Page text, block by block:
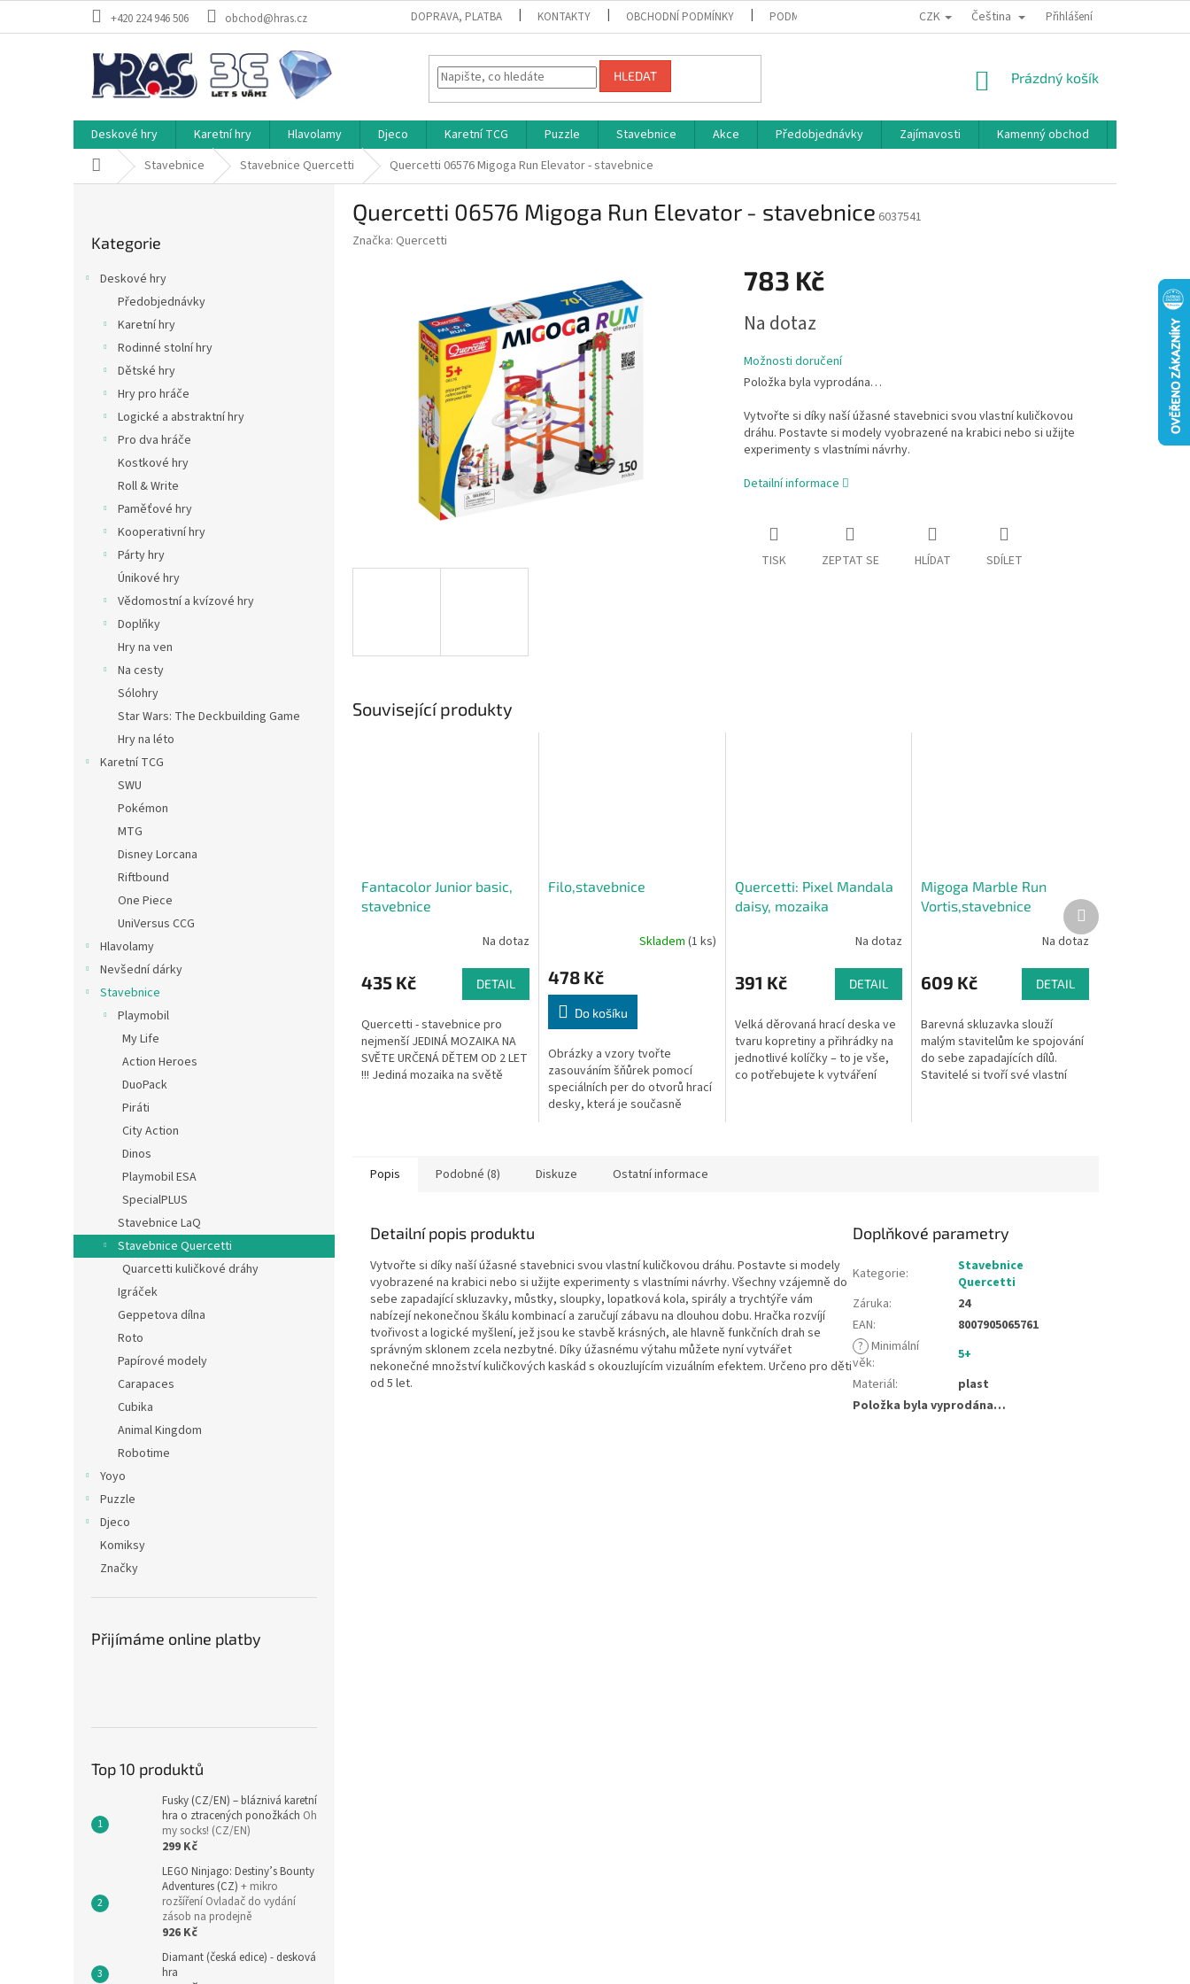
+420 224 946 506 obchod@hras.cz DOPRAVA, PLATBA KONTAKTY OBCHODNÍ PODMÍNKY PODMÍNKY OCHRANY OSOBNÍCH ÚDAJŮ BONUSOVÝ PROGRAM
CZK Čeština Přihlášení
HLEDAT
NÁKUPNÍ
Prázdný košík
Deskové hry Karetní hry Hlavolamy Djeco Karetní TCG Puzzle Stavebnice Akce Předobjednávky Zajímavosti Kamenný obchod
Domů Stavebnice Stavebnice Quercetti Quercetti 06576 Migoga Run Elevator - stavebnice
kategorie
Kategorie
Deskové hry
Předobjednávky
Karetní hry
Rodinné stolní hry
Dětské hry
Hry pro hráče
Logické a abstraktní hry
Pro dva hráče
Kostkové hry
Roll & Write
Paměťové hry
Kooperativní hry
Párty hry
Únikové hry
Vědomostní a kvízové hry
Doplňky
Hry na ven
Na cesty
Sólohry
Star Wars: The Deckbuilding Game
Hry na léto
Karetní TCG
SWU
Pokémon
MTG
Disney Lorcana
Riftbound
One Piece
UniVersus CCG
Hlavolamy
Nevšední dárky
Stavebnice
Playmobil
My Life
Action Heroes
DuoPack
Piráti
City Action
Dinos
Playmobil ESA
SpecialPLUS
Stavebnice LaQ
Stavebnice Quercetti
Quarcetti kuličkové dráhy
Igráček
Geppetova dílna
Roto
Papírové modely
Carapaces
Cubika
Animal Kingdom
Robotime
Yoyo
Puzzle
Djeco
Komiksy
Značky
Přijímáme online platby
Top 10 produktů
Fusky (CZ/EN) – bláznivá karetní
hra o ztracených ponožkách Oh
my socks! (CZ/EN)
299 Kč
LEGO Ninjago: Destiny’s Bounty
Adventures (CZ) + mikro
rozšíření Ovladač do vydání
zásob na prodejně
926 Kč
Diamant (česká edice) - desková
hra
Quercetti 06576 Migoga Run Elevator - stavebnice 6037541
Značka: Quercetti
783 Kč
cena:
Na dotaz
Možnosti doručení
Položka byla vyprodána…
Vytvořte si díky naší úžasné stavebnici svou vlastní kuličkovou
dráhu. Postavte si modely vyobrazené na krabici nebo si užijte
experimenty s vlastními návrhy.
Detailní informace
TISK ZEPTAT SE HLÍDAT SDÍLET
Související produkty
Fantacolor Junior basic,
stavebnice
Na dotaz
435 Kč DETAIL
Quercetti - stavebnice pro
nejmenší JEDINÁ MOZAIKA NA
SVĚTE URČENÁ DĚTEM OD 2 LET
!!! Jediná mozaika na světě
Filo,stavebnice
Skladem (1 ks)
478 Kč
Do košíku
Obrázky a vzory tvořte
zasouváním šňůrek pomocí
speciálních per do otvorů hrací
desky, která je současně
Quercetti: Pixel Mandala
daisy, mozaika
Na dotaz
391 Kč DETAIL
Velká děrovaná hrací deska ve
tvaru kopretiny a přihrádky na
jednotlivé kolíčky – to je vše,
co potřebujete k vytváření
Migoga Marble Run
Vortis,stavebnice
Na dotaz
609 Kč DETAIL
Barevná skluzavka slouží
malým stavitelům ke spojování
do sebe zapadajících dílů.
Stavitelé si tvoří své vlastní
Další
produkt
Popis Podobné (8) Diskuze Ostatní informace
Detailní popis produktu
Vytvořte si díky naší úžasné stavebnici svou vlastní kuličkovou dráhu. Postavte si modely
vyobrazené na krabici nebo si užijte experimenty s vlastními návrhy. Všechny vzájemně do
sebe zapadající skluzavky, můstky, sloupky, lopatková kola, spirály a trychtýře vám
nabízejí nekonečnou škálu kombinací a zaručují zábavu na dlouhou dobu. Hračka rozvíjí
tvořivost a logické myšlení, jež jsou ke stavbě krásných, ale hlavně funkčních drah se
správným sklonem zcela nezbytné. Díky úžasnému výtahu můžete nyní vytvářet
nekonečné množství kuličkových kaskád s okouzlujícím vizuálním efektem. Určeno pro děti
od 5 let.
Doplňkové parametry
Kategorie:
Stavebnice
Quercetti
Záruka:
24
EAN:
8007905065761
? Minimální
věk:
5+
Materiál:
plast
Položka byla vyprodána…